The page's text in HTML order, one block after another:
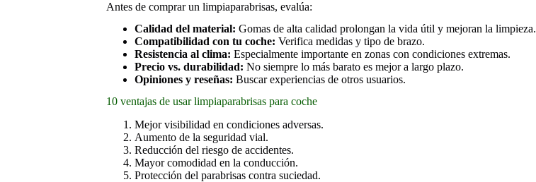
Antes de comprar un limpiaparabrisas, evalúa:
Calidad del material: Gomas de alta calidad prolongan la vida útil y mejoran la limpieza.
Compatibilidad con tu coche: Verifica medidas y tipo de brazo.
Resistencia al clima: Especialmente importante en zonas con condiciones extremas.
Precio vs. durabilidad: No siempre lo más barato es mejor a largo plazo.
Opiniones y reseñas: Buscar experiencias de otros usuarios.
10 ventajas de usar limpiaparabrisas para coche
Mejor visibilidad en condiciones adversas.
Aumento de la seguridad vial.
Reducción del riesgo de accidentes.
Mayor comodidad en la conducción.
Protección del parabrisas contra suciedad.